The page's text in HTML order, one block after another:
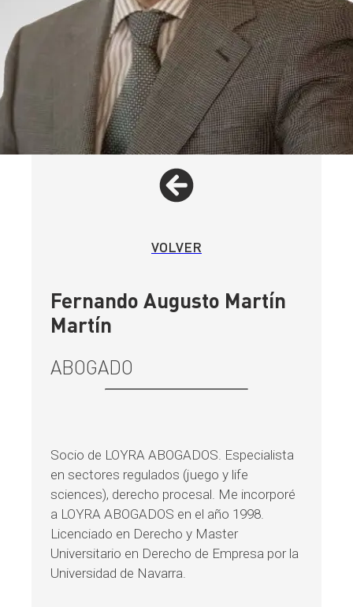
VOLVER
Fernando Augusto Martín
Martín
ABOGADO
Socio de LOYRA ABOGADOS. Especialista
en sectores regulados (juego y life
sciences), derecho procesal. Me incorporé
a LOYRA ABOGADOS en el año 1998.
Licenciado en Derecho y Master
Universitario en Derecho de Empresa por la
Universidad de Navarra.